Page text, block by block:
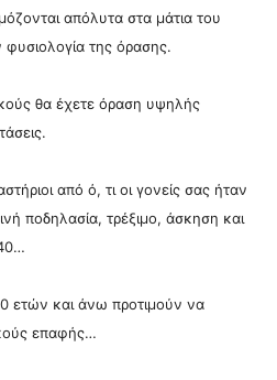
απόλυτα στα μάτια του
της όρασης.
θα έχετε όραση υψηλής
από ό, τι οι γονείς σας ήταν
ποδηλασία, τρέξιμο, άσκηση και
ετών και άνω προτιμούν να
επαφής…